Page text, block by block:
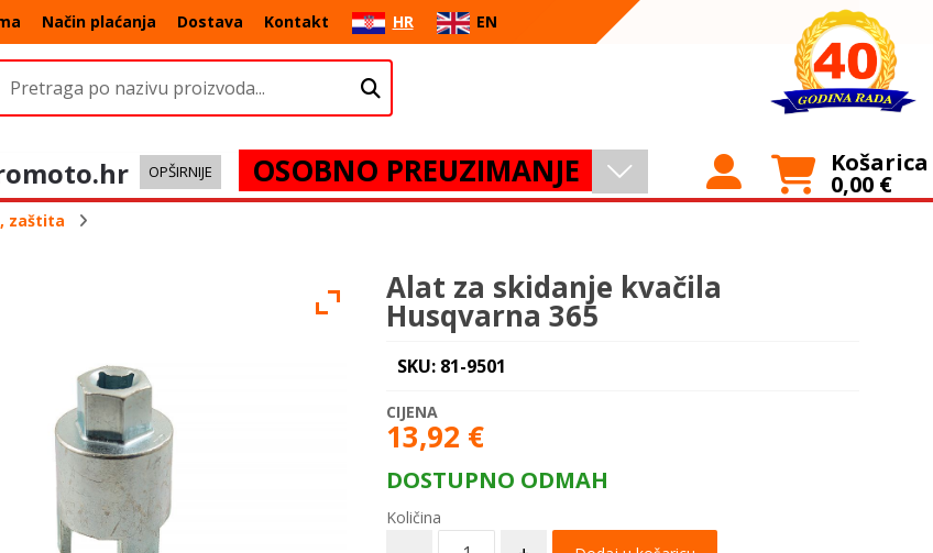
Način plaćanja Dostava Kontakt HR EN
OPŠIRNIJE OSOBNO PREUZIMANJE Košarica
0,00 €
zaštita
Alat za skidanje kvačila
Husqvarna 365
SKU: 81-9501
13,92 €
DOSTUPNO ODMAH